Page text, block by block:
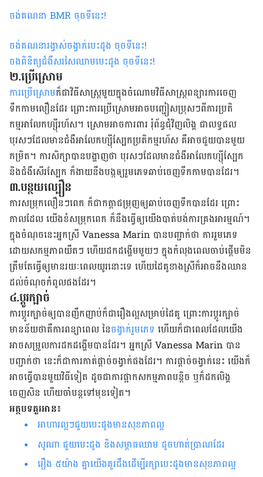
ចង់គណនា BMR ចុចទីនេះ!
ចង់គណនារង្វាស់ចង្វាក់បេះដូង ចុចទីនេះ!
ចងពិនិត្យជំងឺសរសៃឈាមបេះដូង ចុចទីនេះ!
២.ប្រើស្រោម
ការប្រើស្រោមក៏ជាវិធីសាស្ដ្រមួយក្នុងចំណោមវិធីសាស្ដ្រពន្យារការចេញ
ទឹកកាម​លឿន​ដែរ​​ ព្រោះការប្រើស្រោមអាចបញ្ជៀសប្រុសៗពីការប្រតិ
កម្មអាលែកហ្ស៊ីរហ័ស។ ស្រោមអាចការពារ រុំព័ន្ធជុំវិញលិង្គ ជាលទ្ធផល
បុរសៗដែលមានជំងឺ​អាលែកហ្ស៊ីស្បែកប្រតិកម្មរហ័ស គឺអាចជួយបានមួយ
កម្រិត។ ការសិក្សាបានបង្ហាញថា បុរសៗដែលមានជំងឺ​អាលែកហ្ស៊ីស្បែក
និងជំងឺសើរស្បែក ក៏ងាយនឹងបង្កឲ្យរួមភេទឆាប់ចេញទឹកកាមបានដែរ។
៣.បន្ថយល្បឿន
ការសម្រុកលឿនៗពេក ក៏ជាកត្ដាជម្រុញឲ្យឆាប់ចេញទឹកបានដែរ ព្រោះ
កាលដែល យើងខំសម្រុក​ពេក ក៏នឹងធ្វើឲ្យយើងបាត់បង់ការគ្រងអារម្មណ៍។
ក្នុងចំណុចនេះ​អ្នកស្រី Vanessa Marin បានបញ្ជាក់ថា ការរួមភេទ
ដោយសកម្មភាពយឺតៗ ហើយដកដង្ហើមមួយៗ ក្នុងកំលុងពេលចាប់ផ្ដើម​មិន
ត្រឹមតែធ្វើឲ្យមានរយៈពេលយូរនោះទេ ហើយដៃគូខាងស្រីក៏អាចនឹងឈាន
ដល់ចំណុច​​កំពូលផង​ដែរ។
៤.ប្ដូរក្បាច់
ការប្ដូរក្បាច់ឲ្យបានញឹកញាប់ក៏ជារឿងល្អសម្រាប់ដៃគូ ព្រោះការប្ដូរក្បាច់
មានន័យថាគឺការពន្យា​ពេល នៃចង្វាក់​រួមភេទ ហើយក៏ជាពេលដែលយើង
អាចសម្រួលការដកដង្ហើមបានដែរ។ អ្នកស្រី Vanessa Marin បាន
បញ្ជាក់ថា នេះក៏ជាការកាត់ផ្ដាច់ចង្វាក់ផង​ដែរ។ ការផ្ដាច់ចង្វាក់នេះ យើងក៏
អាចធ្វើបានមួយវិធីទៀត ដូចជាការផ្អាកសកម្មភាពបន្ដិច ឬក៏ដកលិង្គ
ចេញសិន ហើយចាំបន្ដទៅមុខទៀត។
អត្ថបទគួរអាន៖
អាហារល្អៗជួយ​បេះដូងមានសុខភាពល្អ
សូណា ជួយ​បេះដូង និង​សម្ពាធ​ឈាម ដូច​ហាត់ប្រាណ​ដែរ
រឿង​ ៥យ៉ាង គ្នា​យើង​គួរ​ដឹងដើម្បីរក្សាបេះដូងមាន​សុខភាពល្អ